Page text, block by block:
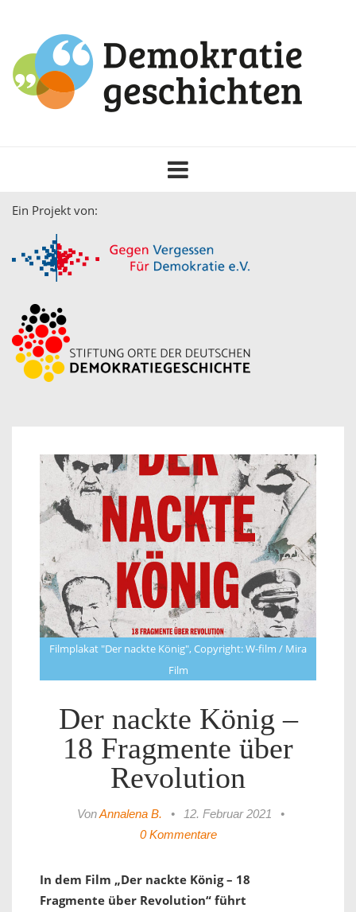
Toggle
navigation
Ein Projekt von:
Filmplakat "Der nackte König", Copyright: W-film / Mira
Film
Der nackte König –
18 Fragmente über
Revolution
VonAnnalena B. • 12. Februar 2021
•
0 Kommentare
In dem Film „Der nackte König – 18
Fragmente über Revolution“ führt